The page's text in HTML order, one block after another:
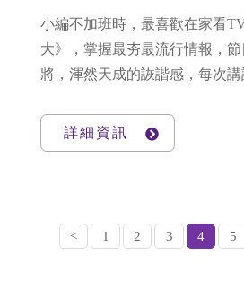
小編不加班時，最喜歡在家看
大》，掌握最夯最流行情報，
將，渾然天成的詼諧感，每次
亞美將，很多事情真是那樣阿嗚
肥」這件事情.....
詳細資訊
< 1 2 3 4 5